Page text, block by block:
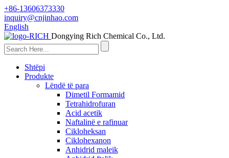
+86-13606373330
inquiry@cnjinhao.com
English
Dongying Rich Chemical Co., Ltd.
Shtëpi
Produkte
Lëndë të para
Dimetil Formamid
Tetrahidrofuran
Acid acetik
Naftalinë e rafinuar
Cikloheksan
Ciklohexanon
Anhidrid maleik